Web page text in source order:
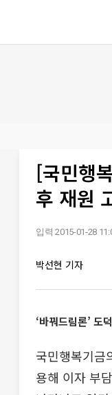
[국민행
후 재원
입력 2015-01-28
박선현 기자
‘바꿔드림론’ 도
국민행복기금
용해 이자 부